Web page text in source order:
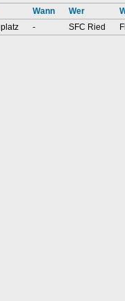
Wann Wer
- SFC Ried